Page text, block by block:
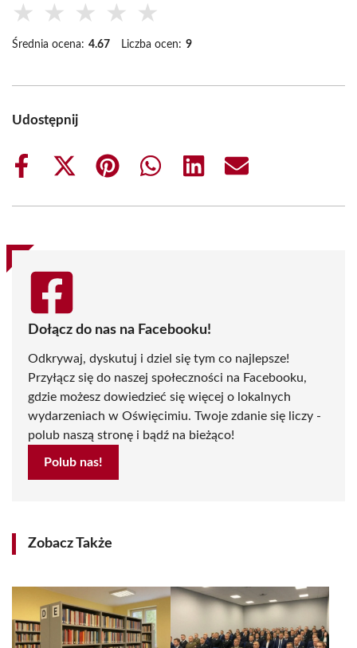
★ ★ ★ ★ ★
Średnia ocena: 4.67 Liczba ocen: 9
Udostępnij
Share
Share
(Twitter)
Share
Share
Share
Share
Dołącz do nas na Facebooku!
Odkrywaj, dyskutuj i dziel się tym co najlepsze!
Przyłącz się do naszej społeczności na Facebooku,
gdzie możesz dowiedzieć się więcej o lokalnych
wydarzeniach w Oświęcimiu. Twoje zdanie się liczy -
polub naszą stronę i bądź na bieżąco!
Polub nas!
Zobacz Także